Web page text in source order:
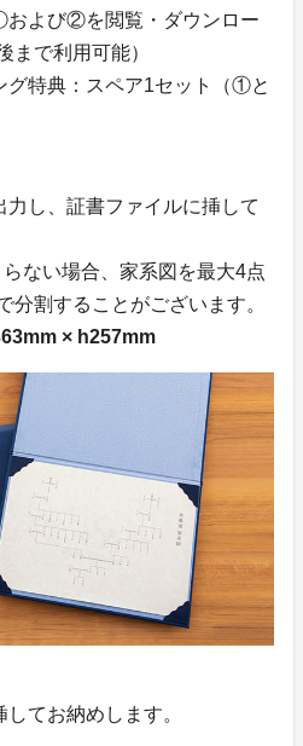
よび②を閲覧・ダウンロー
まで利用可能）
特典：スペア1セット（①と
力し、証書ファイルに挿して
ない場合、家系図を最大4点
分割することがございます。
× h257mm
てお納めします。